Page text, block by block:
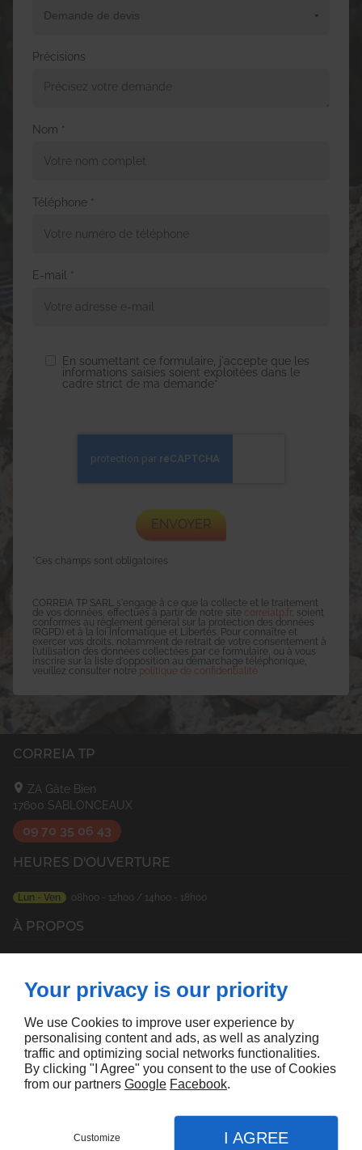
Précisions
Nom *
Téléphone *
E-mail *
En soumettant ce formulaire, j'accepte que les
informations saisies soient exploitées dans le
cadre strict de ma demande*
*Ces champs sont obligatoires
CORREIA TP SARL s'engage à ce que la collecte et le traitement
de vos données, effectués à partir de notre site correiatp.fr, soient
conformes au règlement général sur la protection des données
(RGPD) et à la loi Informatique et Libertés. Pour connaître et
exercer vos droits, notamment de retrait de votre consentement à
l'utilisation des données collectées par ce formulaire, ou à vous
inscrire sur la liste d'opposition au démarchage téléphonique,
veuillez consulter notre politique de confidentialité
CORREIA TP
ZA Gâte Bien
17600 SABLONCEAUX
09 70 35 06 43
HEURES D'OUVERTURE
Lun - Ven 08h00 - 12h00 / 14h00 - 18h00
À PROPOS
SUIVEZ-NOUS
Agence seo
Your privacy is our priority
We use Cookies to improve user experience by
personalising content and ads, as well as analyzing
traffic and optimizing social networks functionalities.
By clicking "I Agree" you consent to the use of Cookies
from our partners Google Facebook.
Customize I AGREE